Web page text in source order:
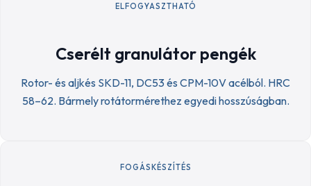
ELFOGYASZTHATÓ
Cserélt granulátor pengék
Rotor- és aljkés SKD-11, DC53 és CPM-10V acélból. HRC
58–62. Bármely rotátormérethez egyedi hosszúságban.
FOGÁSKÉSZÍTÉS